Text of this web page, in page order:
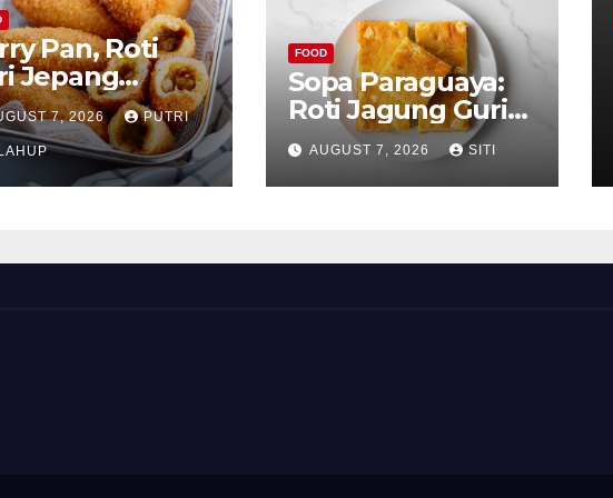
Pan, Roti
Jepang
dengan
Gurih
7, 2026 PUTRI
FOOD
Sopa Paraguaya:
Roti Jagung Gurih
Khas Paraguay
yang Unik
AUGUST 7, 2026 SITI